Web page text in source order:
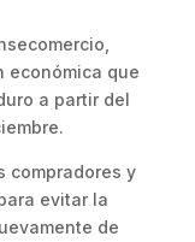
económica que
a partir del
compradores y
evitar la
de